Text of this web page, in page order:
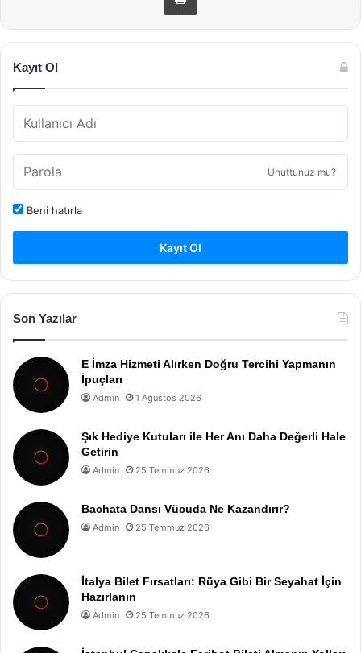
Kayıt Ol
Unuttunuz mu?
Beni hatırla
Kayıt Ol
Son Yazılar
E İmza Hizmeti Alırken Doğru Tercihi Yapmanın
İpuçları
Admin 1 Ağustos 2026
Şık Hediye Kutuları ile Her Anı Daha Değerli Hale
Getirin
Admin 25 Temmuz 2026
Bachata Dansı Vücuda Ne Kazandırır?
Admin 25 Temmuz 2026
İtalya Bilet Fırsatları: Rüya Gibi Bir Seyahat İçin
Hazırlanın
Admin 25 Temmuz 2026